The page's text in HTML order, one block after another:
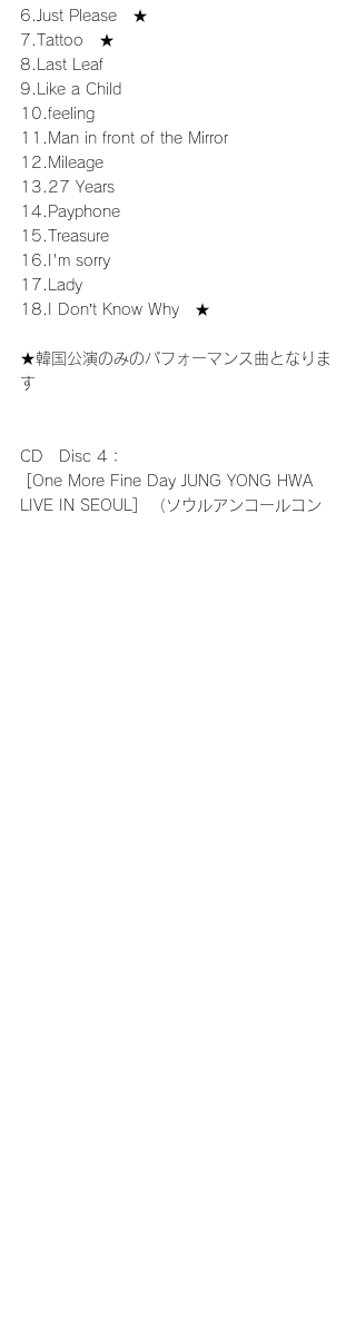
6.Just Please　★
7.Tattoo　★
8.Last Leaf
9.Like a Child
10.feeling
11.Man in front of the Mirror
12.Mileage
13.27 Years
14.Payphone
15.Treasure
16.I'm sorry
17.Lady
18.I Don’t Know Why　★
★韓国公演のみのパフォーマンス曲となりま
す
CD　Disc 4：
LIVE IN SEOUL]  （ソウルアンコールコン